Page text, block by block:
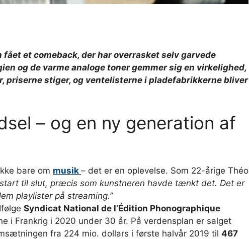
et comeback, der har overrasket selv garvede
og de varme analoge toner gemmer sig en virkelighed,
priserne stiger, og ventelisterne i pladefabrikkerne bliver
– og en ny generation af
bare om musik – det er en oplevelse. Som 22-årige Théo
til slut, præcis som kunstneren havde tænkt det. Det er
playlister på streaming.”
Syndicat National de l’Édition Phonographique
i Frankrig i 2020 under 30 år. På verdensplan er salget
fra 224 mio. dollars i første halvår 2019 til 467